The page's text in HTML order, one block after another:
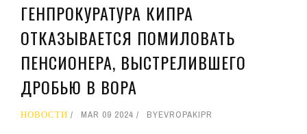
ГЕНПРОКУРАТУРА КИПРА
ОТКАЗЫВАЕТСЯ ПОМИЛОВАТЬ
ПЕНСИОНЕРА, ВЫСТРЕЛИВШЕГО
ДРОБЬЮ В ВОРА
НОВОСТИ MAR 09 2024 BYEVROPAKIPR